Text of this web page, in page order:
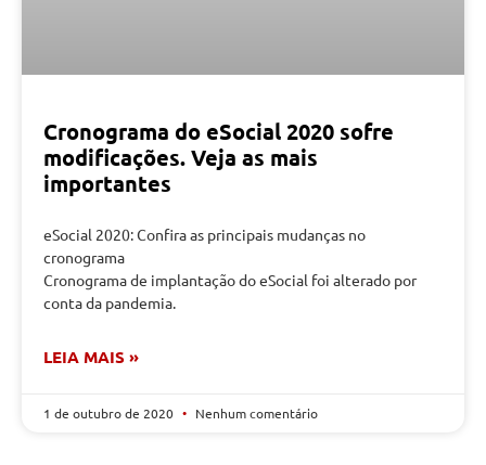
Cronograma do eSocial 2020 sofre
modificações. Veja as mais
importantes
eSocial 2020: Confira as principais mudanças no
cronograma
Cronograma de implantação do eSocial foi alterado por
conta da pandemia.
LEIA MAIS »
1 de outubro de 2020 Nenhum comentário